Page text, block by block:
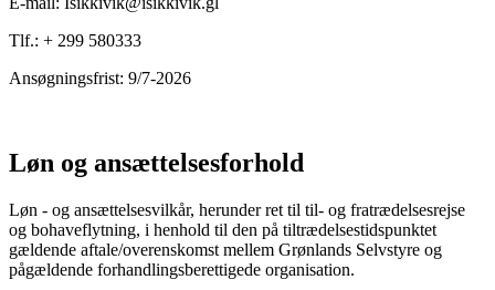
Tlf.: + 299 580333
Ansøgningsfrist: 9/7-2026
Løn og ansættelsesforhold
Løn - og ansættelsesvilkår, herunder ret til til- og fratrædelsesrejse
og bohaveflytning, i henhold til den på tiltrædelsestidspunktet
gældende aftale/overenskomst mellem Grønlands Selvstyre og
pågældende forhandlingsberettigede organisation.